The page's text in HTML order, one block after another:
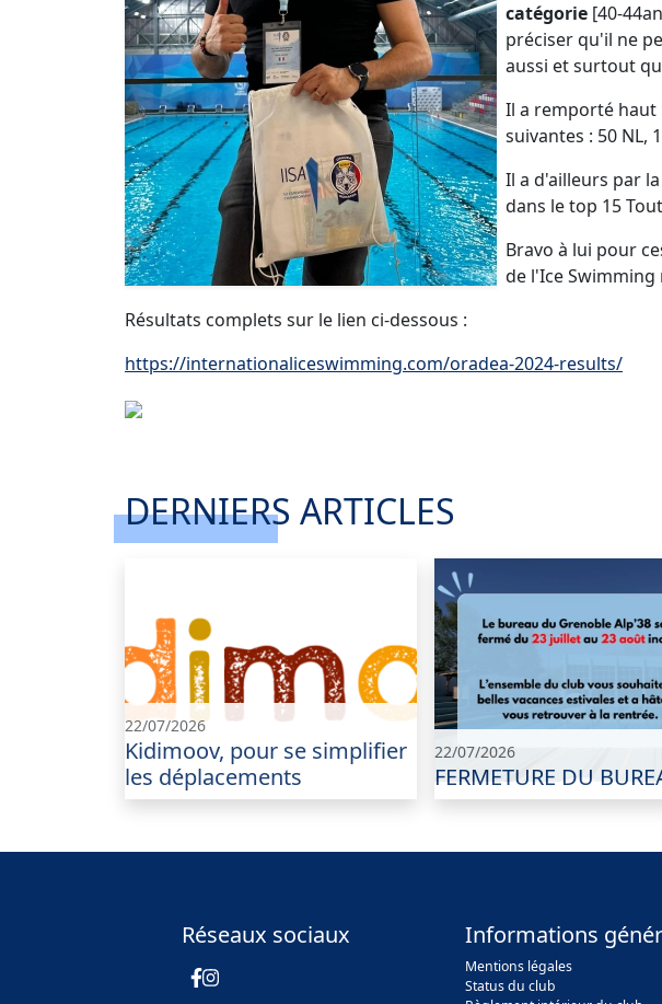
catégorie [40-
préciser qu'il ne
aussi et surtout
Il a remporté haut
suivantes : 50 NL,
Il a d'ailleurs par
dans le top 15
Bravo à lui pour
de l'Ice
Résultats complets sur le lien ci-dessous :
https://internationaliceswimming.com/oradea-2024-results/
DERNIERS ARTICLES
22/07/2026
Kidimoov, pour se simplifier
les déplacements
22/07/2026
FERMETURE DU
Réseaux sociaux Informations
Mentions légales
Status du club